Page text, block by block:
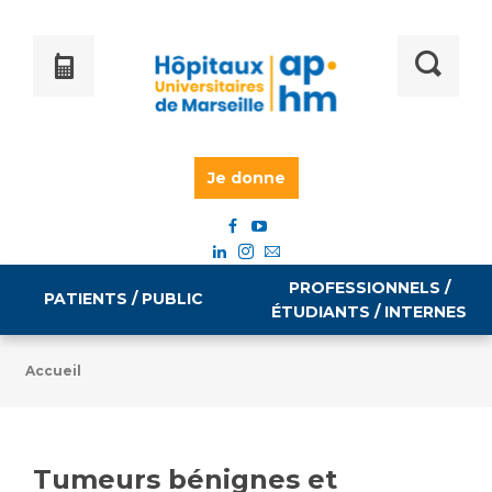
Je donne
PATIENTS / PUBLIC
PROFESSIONNELS /
ÉTUDIANTS / INTERNES
Emploi / formation
Accueil
Tumeurs bénignes et